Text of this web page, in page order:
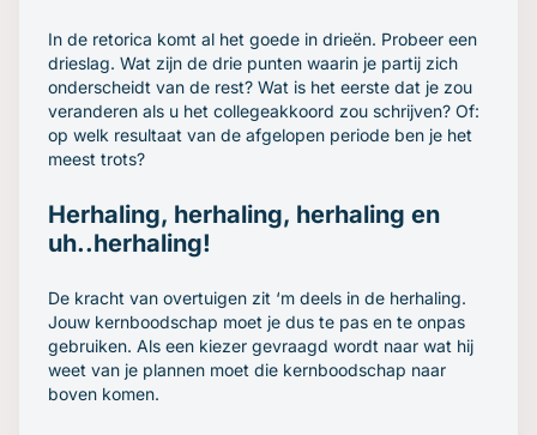
In de retorica komt al het goede in drieën. Probeer een
drieslag. Wat zijn de drie punten waarin je partij zich
onderscheidt van de rest? Wat is het eerste dat je zou
veranderen als u het collegeakkoord zou schrijven? Of:
op welk resultaat van de afgelopen periode ben je het
meest trots?
Herhaling, herhaling, herhaling en
uh..herhaling!
De kracht van overtuigen zit ‘m deels in de herhaling.
Jouw kernboodschap moet je dus te pas en te onpas
gebruiken. Als een kiezer gevraagd wordt naar wat hij
weet van je plannen moet die kernboodschap naar
boven komen.